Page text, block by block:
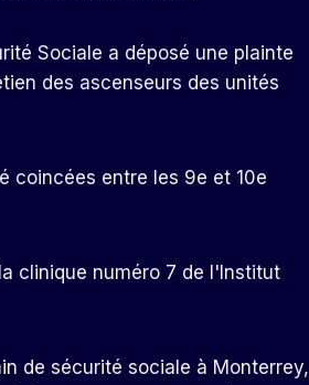
Sociale a déposé une plainte
des ascenseurs des unités
coincées entre les 9e et 10e
clinique numéro 7 de l'Institut
de sécurité sociale à Monterrey,